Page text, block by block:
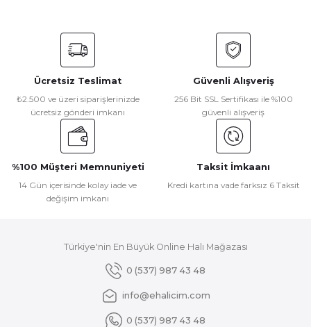
konularda yetersiz gördüğünüz noktaları öneri formunu
kullanarak tarafımıza iletebilirsiniz.
Görüş ve önerileriniz için teşekkür ederiz.
Ürün resmi kalitesiz, bozuk veya görüntülenemiyor.
Ürün açıklamasında eksik bilgiler bulunuyor.
Ürün bilgilerinde hatalar bulunuyor.
Ürün fiyatı diğer sitelerden daha pahalı.
Gönder
Ücretsiz Teslimat
₺2.500 ve üzeri siparişlerinizde
ücretsiz gönderi imkanı
Güvenli Alışveriş
256 Bit SSL Sertifikası ile %100
güvenli alışveriş
%100 Müşteri Memnuniyeti
14 Gün içerisinde kolay iade ve
değişim imkanı
Taksit İmkaanı
Kredi kartına vade farksız 6 Taksit
Türkiye'nin En Büyük Online Halı Mağazası
0 (537) 987 43 48
info@ehalicim.com
0 (537) 987 43 48